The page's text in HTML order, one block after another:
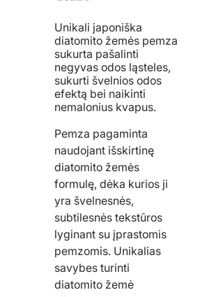
Unikali japoniška
diatomito žemės pemza
sukurta pašalinti
negyvas odos ląsteles,
sukurti švelnios odos
efektą bei naikinti
nemalonius kvapus.
Pemza pagaminta
naudojant išskirtinę
diatomito žemės
formulę, dėka kurios ji
yra švelnesnės,
subtilesnės tekstūros
lyginant su įprastomis
pemzomis. Unikalias
savybes turinti
diatomito žemė